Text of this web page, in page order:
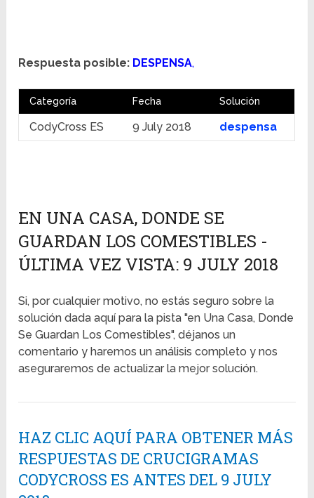
Respuesta posible: DESPENSA,
Categoría Fecha Solución
CodyCross ES 9 July 2018 despensa
EN UNA CASA, DONDE SE
GUARDAN LOS COMESTIBLES -
ÚLTIMA VEZ VISTA: 9 JULY 2018
Si, por cualquier motivo, no estás seguro sobre la
solución dada aquí para la pista "en Una Casa, Donde
Se Guardan Los Comestibles", déjanos un
comentario y haremos un análisis completo y nos
aseguraremos de actualizar la mejor solución.
HAZ CLIC AQUÍ PARA OBTENER MÁS
RESPUESTAS DE CRUCIGRAMAS
CODYCROSS ES ANTES DEL 9 JULY